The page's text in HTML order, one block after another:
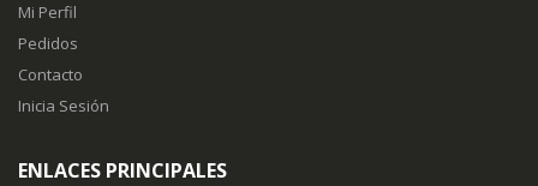
Mi Perfil
Pedidos
Contacto
Inicia Sesión
ENLACES PRINCIPALES